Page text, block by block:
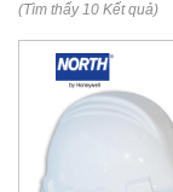
(Tìm thấy 10 Kết quả)